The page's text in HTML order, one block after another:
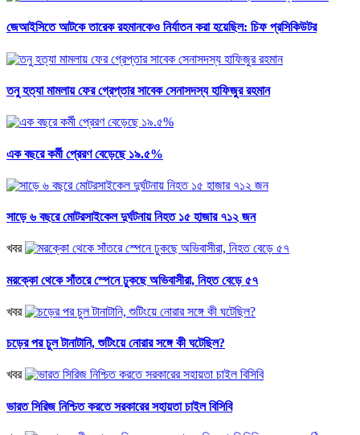
জেআইসিতে আটকে তারেক রহমানকেও নির্যাতন করা হয়েছিল: চিফ প্রসিকিউটর
তনু হত্যা মামলায় ফের গ্রেপ্তার সাবেক সেনাসদস্য হাফিজুর রহমান
এক বছরে কর্মী প্রেরণ বেড়েছে ১৯.৫%
সাড়ে ৬ বছরে মোটরসাইকেল দুর্ঘটনায় নিহত ১৫ হাজার ৭১২ জন
খবর
মরক্কো থেকে সাঁতরে স্পেনে ঢুকছে অভিবাসীরা, নিহত বেড়ে ৫৭
খবর
চড়ের পর চুল টানাটানি, শুটিংয়ে নোরার সঙ্গে কী ঘটেছিল?
খবর
ভারত সিরিজ নিশ্চিত করতে সরকারের সহায়তা চাইল বিসিবি